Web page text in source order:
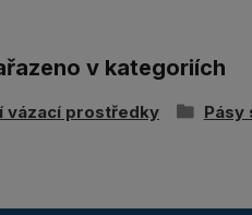
v kategoriích
vázací prostředky Pásy